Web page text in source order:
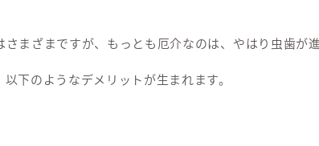
まざまですが、もっとも厄介なのは、やはり虫歯が
下のようなデメリットが生まれます。